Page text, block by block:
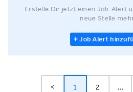
Erstelle Dir jetzt einen Job-Alert
neue Stelle
Job Alert
< 1 2 ...